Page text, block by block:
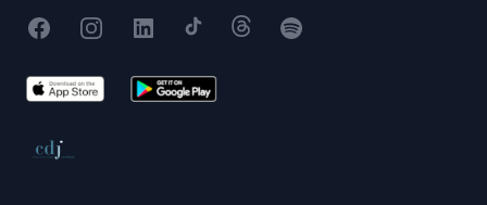
FacebookInstagram
X TikTokThreadsSpotify
App Store Google Play
Conseil de déontologie journalistique